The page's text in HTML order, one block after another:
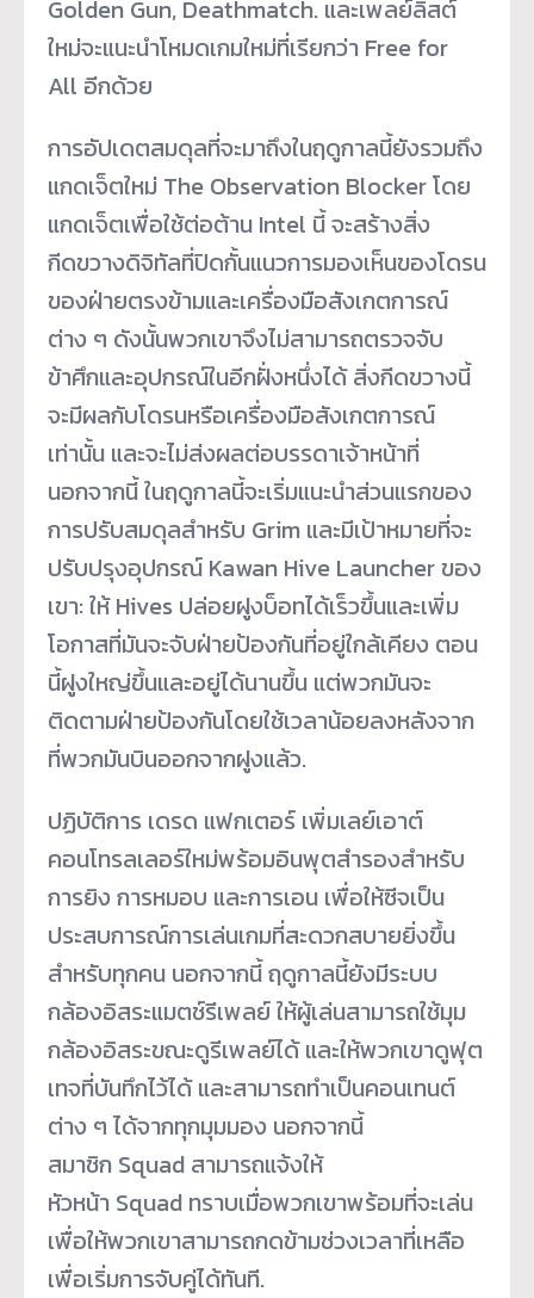
Golden Gun, Deathmatch. และเพลย์ลิสต์
ใหม่จะแนะนำโหมดเกมใหม่ที่เรียกว่า Free for
All อีกด้วย
การอัปเดตสมดุลที่จะมาถึงในฤดูกาลนี้ยังรวมถึง
แกดเจ็ตใหม่ The Observation Blocker โดย
แกดเจ็ตเพื่อใช้ต่อต้าน Intel นี้ จะสร้างสิ่ง
กีดขวางดิจิทัลที่ปิดกั้นแนวการมองเห็นของโดรน
ของฝ่ายตรงข้ามและเครื่องมือสังเกตการณ์
ต่าง ๆ ดังนั้นพวกเขาจึงไม่สามารถตรวจจับ
ข้าศึกและอุปกรณ์ในอีกฝั่งหนึ่งได้ สิ่งกีดขวางนี้
จะมีผลกับโดรนหรือเครื่องมือสังเกตการณ์
เท่านั้น และจะไม่ส่งผลต่อบรรดาเจ้าหน้าที่
นอกจากนี้ ในฤดูกาลนี้จะเริ่มแนะนำส่วนแรกของ
การปรับสมดุลสำหรับ Grim และมีเป้าหมายที่จะ
ปรับปรุงอุปกรณ์ Kawan Hive Launcher ของ
เขา: ให้ Hives ปล่อยฝูงบ็อทได้เร็วขึ้นและเพิ่ม
โอกาสที่มันจะจับฝ่ายป้องกันที่อยู่ใกล้เคียง ตอน
นี้ฝูงใหญ่ขึ้นและอยู่ได้นานขึ้น แต่พวกมันจะ
ติดตามฝ่ายป้องกันโดยใช้เวลาน้อยลงหลังจาก
ที่พวกมันบินออกจากฝูงแล้ว.
ปฏิบัติการ เดรด แฟกเตอร์ เพิ่มเลย์เอาต์
คอนโทรลเลอร์ใหม่พร้อมอินพุตสำรองสำหรับ
การยิง การหมอบ และการเอน เพื่อให้ซีจเป็น
ประสบการณ์การเล่นเกมที่สะดวกสบายยิ่งขึ้น
สำหรับทุกคน นอกจากนี้ ฤดูกาลนี้ยังมีระบบ
กล้องอิสระแมตช์รีเพลย์ ให้ผู้เล่นสามารถใช้มุม
กล้องอิสระขณะดูรีเพลย์ได้ และให้พวกเขาดูฟุต
เทจที่บันทึกไว้ได้ และสามารถทำเป็นคอนเทนต์
ต่าง ๆ ได้จากทุกมุมมอง นอกจากนี้
สมาชิก Squad สามารถแจ้งให้
หัวหน้า Squad ทราบเมื่อพวกเขาพร้อมที่จะเล่น
เพื่อให้พวกเขาสามารถกดข้ามช่วงเวลาที่เหลือ
เพื่อเริ่มการจับคู่ได้ทันที.